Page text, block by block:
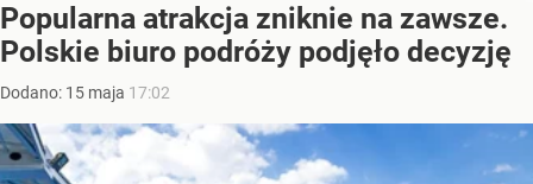
Popularna atrakcja zniknie na zawsze.
Polskie biuro podróży podjęło decyzję
Dodano: 15 maja 17:02